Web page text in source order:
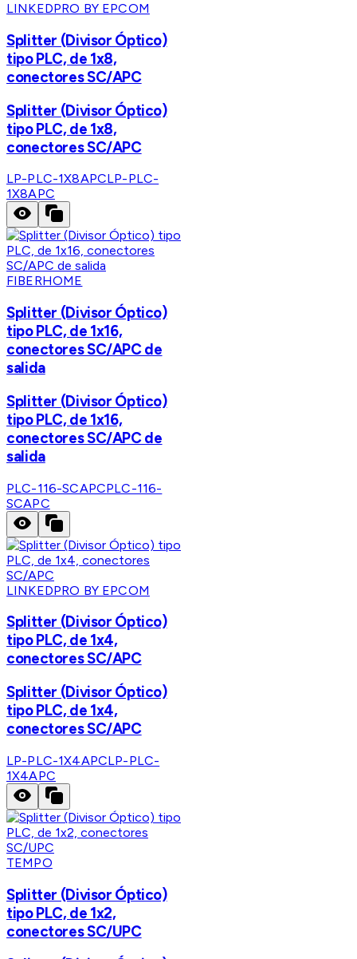
LINKEDPRO BY EPCOM
Splitter (Divisor Óptico)
tipo PLC, de 1x8,
conectores SC/APC
Splitter (Divisor Óptico)
tipo PLC, de 1x8,
conectores SC/APC
LP-PLC-1X8APCLP-PLC-
1X8APC
FIBERHOME
Splitter (Divisor Óptico)
tipo PLC, de 1x16,
conectores SC/APC de
salida
Splitter (Divisor Óptico)
tipo PLC, de 1x16,
conectores SC/APC de
salida
PLC-116-SCAPCPLC-116-
SCAPC
LINKEDPRO BY EPCOM
Splitter (Divisor Óptico)
tipo PLC, de 1x4,
conectores SC/APC
Splitter (Divisor Óptico)
tipo PLC, de 1x4,
conectores SC/APC
LP-PLC-1X4APCLP-PLC-
1X4APC
TEMPO
Splitter (Divisor Óptico)
tipo PLC, de 1x2,
conectores SC/UPC